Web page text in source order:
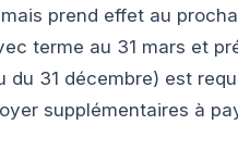
prend effet au
terme au 31 mars et
du 31 décembre) est
supplémentaires à